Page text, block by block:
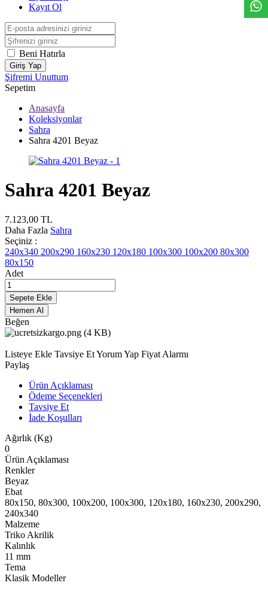
Kayıt Ol
Beni Hatırla
Giriş Yap
Şifremi Unuttum
Sepetim
Anasayfa
Koleksiyonlar
Sahra
Sahra 4201 Beyaz
Sahra 4201 Beyaz
7.123,00 TL
Daha Fazla Sahra
Seçiniz :
240x340 200x290 160x230 120x180 100x300 100x200 80x300
80x150
Adet
Sepete Ekle
Hemen Al
Beğen
Listeye Ekle Tavsiye EtYorum Yap Fiyat Alarmı
Paylaş
Ürün Açıklaması
Ödeme Seçenekleri
Tavsiye Et
İade Koşulları
Ağırlık (Kg)
0
Ürün Açıklaması
Renkler
Beyaz
Ebat
80x150, 80x300, 100x200, 100x300, 120x180, 160x230, 200x290,
240x340
Malzeme
Triko Akrilik
Kalınlık
11 mm
Tema
Klasik Modeller